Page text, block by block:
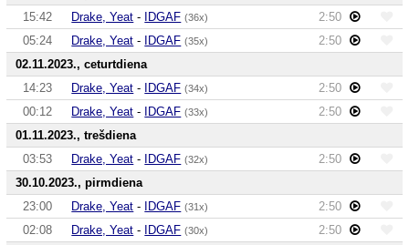
15:42
Drake, Yeat - IDGAF (36x)
2:50
05:24
Drake, Yeat - IDGAF (35x)
2:50
02.11.2023., ceturtdiena
14:23
Drake, Yeat - IDGAF (34x)
2:50
00:12
Drake, Yeat - IDGAF (33x)
2:50
01.11.2023., trešdiena
03:53
Drake, Yeat - IDGAF (32x)
2:50
30.10.2023., pirmdiena
23:00
Drake, Yeat - IDGAF (31x)
2:50
02:08
Drake, Yeat - IDGAF (30x)
2:50